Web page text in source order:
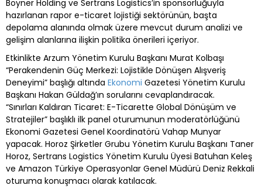
Boyner Holding ve Sertrans Logistics’in sponsorluğuyla
hazırlanan rapor e-ticaret lojistiği sektörünün, başta
depolama alanında olmak üzere mevcut durum analizi ve
gelişim alanlarına ilişkin politika önerileri içeriyor.
Etkinlikte Arzum Yönetim Kurulu Başkanı Murat Kolbaşı
“Perakendenin Güç Merkezi: Lojistikle Dönüşen Alışveriş
Deneyimi” başlığı altında Ekonomi Gazetesi Yönetim Kurulu
Başkanı Hakan Güldağ’ın sorularını cevaplandıracak.
“Sınırları Kaldıran Ticaret: E-Ticarette Global Dönüşüm ve
Stratejiler” başlıklı ilk panel oturumunun moderatörlüğünü
Ekonomi Gazetesi Genel Koordinatörü Vahap Munyar
yapacak. Horoz Şirketler Grubu Yönetim Kurulu Başkanı Taner
Horoz, Sertrans Logistics Yönetim Kurulu Üyesi Batuhan Keleş
ve Amazon Türkiye Operasyonlar Genel Müdürü Deniz Rekkali
oturuma konuşmacı olarak katılacak.